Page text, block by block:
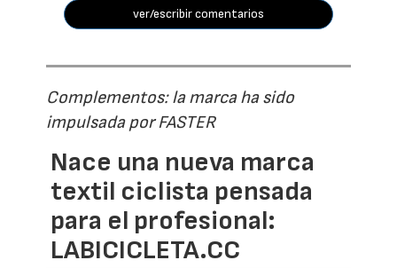
ver/escribir comentarios
Complementos: la marca ha sido
impulsada por FASTER
Nace una nueva marca
textil ciclista pensada
para el profesional:
LABICICLETA.CC